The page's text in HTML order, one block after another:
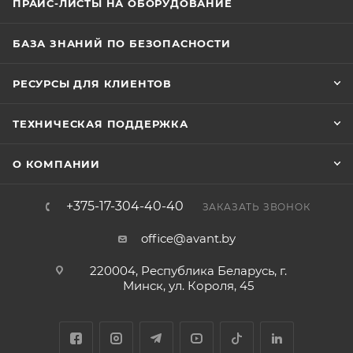
ПРАЙС-ЛИСТЫ НА ОБОРУДОВАНИЕ
БАЗА ЗНАНИЙ ПО БЕЗОПАСНОСТИ
РЕСУРСЫ ДЛЯ КЛИЕНТОВ
ТЕХНИЧЕСКАЯ ПОДДЕРЖКА
О КОМПАНИИ
+375-17-304-40-40 ЗАКАЗАТЬ ЗВОНОК
office@avant.by
220004, Республика Беларусь, г.
Минск, ул. Короля, 45